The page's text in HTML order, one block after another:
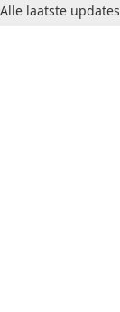
Alle laatste updates